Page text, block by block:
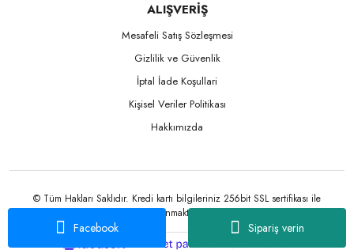
Facebook Sipariş verin
ALIŞVERİŞ
Mesafeli Satış Sözleşmesi
Gizlilik ve Güvenlik
İptal İade Koşullari
Kişisel Veriler Politikası
Hakkımızda
© Tüm Hakları Saklıdır. Kredi kartı bilgileriniz 256bit SSL sertifikası ile
korunmaktadır.